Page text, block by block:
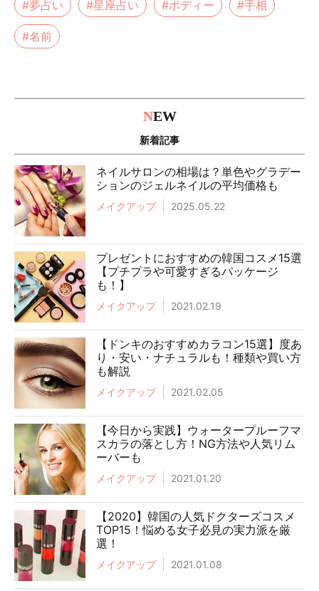
#夢占い #星座占い #ボディー #手相
#名前
NEW
新着記事
ネイルサロンの相場は？単色やグラデー
ションのジェルネイルの平均価格も
メイクアップ 2025.05.22
プレゼントにおすすめの韓国コスメ15選
【プチプラや可愛すぎるパッケージ
も！】
メイクアップ 2021.02.19
【ドンキのおすすめカラコン15選】度あ
り・安い・ナチュラルも！種類や買い方
も解説
メイクアップ 2021.02.05
【今日から実践】ウォータープルーフマ
スカラの落とし方！NG方法や人気リム
ーバーも
メイクアップ 2021.01.20
【2020】韓国の人気ドクターズコスメ
TOP15！悩める女子必見の実力派を厳
選！
メイクアップ 2021.01.08